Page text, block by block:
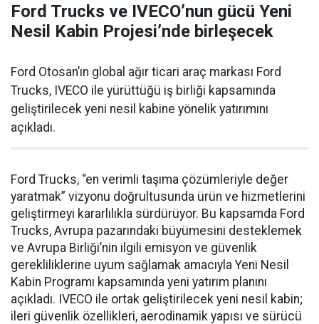
Ford Trucks ve IVECO’nun gücü Yeni
Nesil Kabin Projesi’nde birleşecek
Ford Otosan’ın global ağır ticari araç markası Ford
Trucks, IVECO ile yürüttüğü iş birliği kapsamında
geliştirilecek yeni nesil kabine yönelik yatırımını
açıkladı.
Ford Trucks, “en verimli taşıma çözümleriyle değer
yaratmak” vizyonu doğrultusunda ürün ve hizmetlerini
geliştirmeyi kararlılıkla sürdürüyor. Bu kapsamda Ford
Trucks, Avrupa pazarındaki büyümesini desteklemek
ve Avrupa Birliği’nin ilgili emisyon ve güvenlik
gerekliliklerine uyum sağlamak amacıyla Yeni Nesil
Kabin Programı kapsamında yeni yatırım planını
açıkladı. IVECO ile ortak geliştirilecek yeni nesil kabin;
ileri güvenlik özellikleri, aerodinamik yapısı ve sürücü